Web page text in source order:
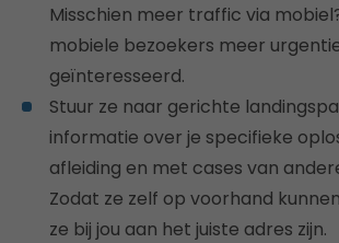
Misschien meer traffic via
mobiele bezoekers meer
geïnteresseerd.
Stuur ze naar gerichte
informatie over je specifieke
afleiding en met cases van
Zodat ze zelf op voorhand
ze bij jou aan het juiste adres zijn.